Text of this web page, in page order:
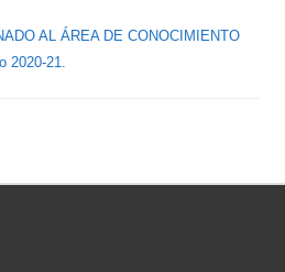
AL ÁREA DE CONOCIMIENTO
2020-21.